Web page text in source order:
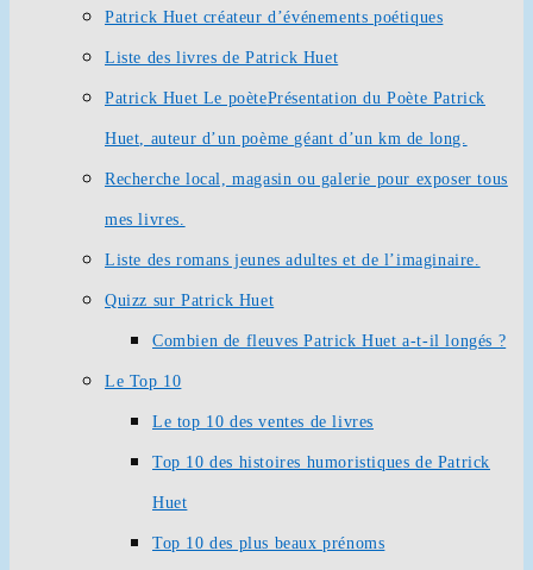
Patrick Huet créateur d’événements poétiques
Liste des livres de Patrick Huet
Patrick Huet Le poètePrésentation du Poète Patrick
Huet, auteur d’un poème géant d’un km de long.
Recherche local, magasin ou galerie pour exposer tous
mes livres.
Liste des romans jeunes adultes et de l’imaginaire.
Quizz sur Patrick Huet
Combien de fleuves Patrick Huet a-t-il longés ?
Le Top 10
Le top 10 des ventes de livres
Top 10 des histoires humoristiques de Patrick
Huet
Top 10 des plus beaux prénoms